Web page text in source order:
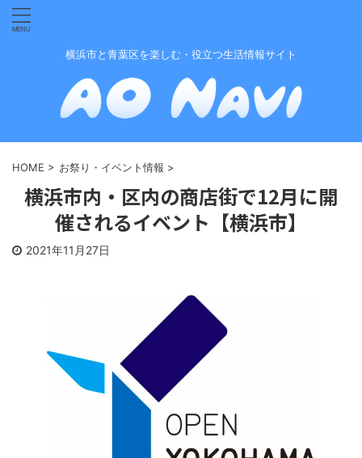
横浜市と青葉区を楽しむ・役立つ生活情報サイト
HOME > お祭り・イベント情報 >
横浜市内・区内の商店街で12月に開
催されるイベント【横浜市】
2021年11月27日